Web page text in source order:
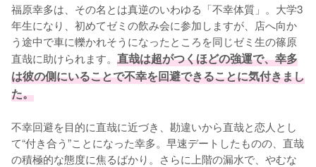
福原幸多は、その名とは真逆のいわゆる「不幸体質」。大学3
年生になり、初めてゼミの飲み会に参加しますが、店へ向か
う途中で車に轢かれそうになったところを同じゼミ生の篠原
直哉に助けられます。 直哉は超がつくほどの強運で、幸多
は彼の側にいることで不幸を回避できることに気付きまし
た。
不幸回避を目的に直哉に近づき、勘違いから直哉と恋人とし
て“付き合う”ことになった幸多。早速デートしたものの、直哉
の積極的な態度に焦るばかり。さらに上階の漏水で、やむな